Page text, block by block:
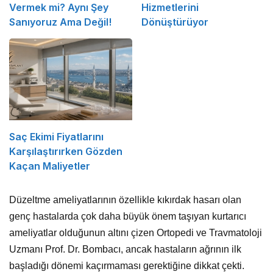
Vermek mi? Aynı Şey
Sanıyoruz Ama Değil!
Hizmetlerini
Dönüştürüyor
Saç Ekimi Fiyatlarını
Karşılaştırırken Gözden
Kaçan Maliyetler
Düzeltme ameliyatlarının özellikle kıkırdak hasarı olan
genç hastalarda çok daha büyük önem taşıyan kurtarıcı
ameliyatlar olduğunun altını çizen Ortopedi ve Travmatoloji
Uzmanı Prof. Dr. Bombacı, ancak hastaların ağrının ilk
başladığı dönemi kaçırmaması gerektiğine dikkat çekti.